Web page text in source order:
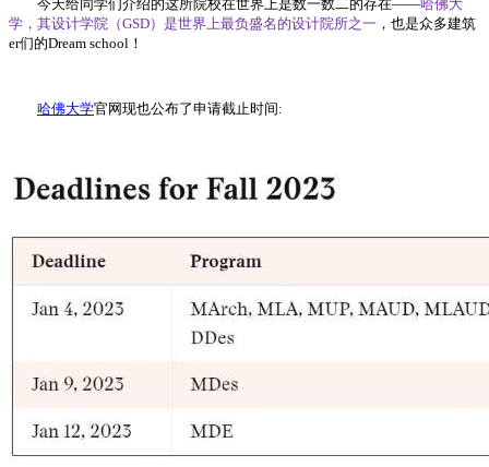
今天给同学们介绍的这所院校在世界上是数一数二的存在——哈佛大
学，其设计学院（GSD）是世界上最负盛名的设计院所之一 ，也是众多建筑
er们的Dream school！
哈佛大学官网现也公布了申请截止时间: